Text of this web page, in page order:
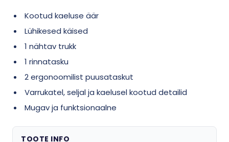
Kootud kaeluse äär
Lühikesed käised
1 nähtav trukk
1 rinnatasku
2 ergonoomilist puusataskut
Varrukatel, seljal ja kaelusel kootud detailid
Mugav ja funktsionaalne
TOOTE INFO